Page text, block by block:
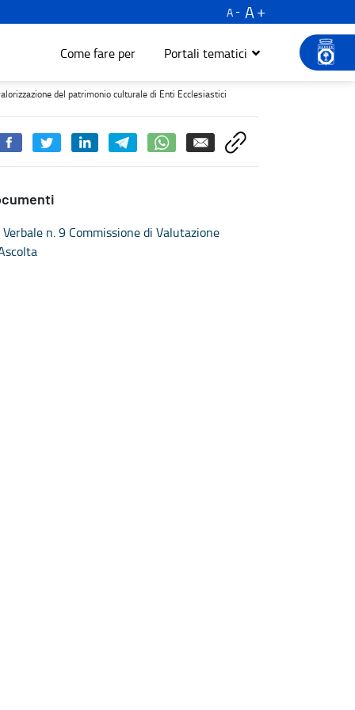
A A
Come fare per Portali tematici
del patrimonio culturale di Enti Ecclesiastici - Turismo e
del patrimonio culturale di Enti Ecclesiastici
Verbale n. 9 Commissione di Valutazione